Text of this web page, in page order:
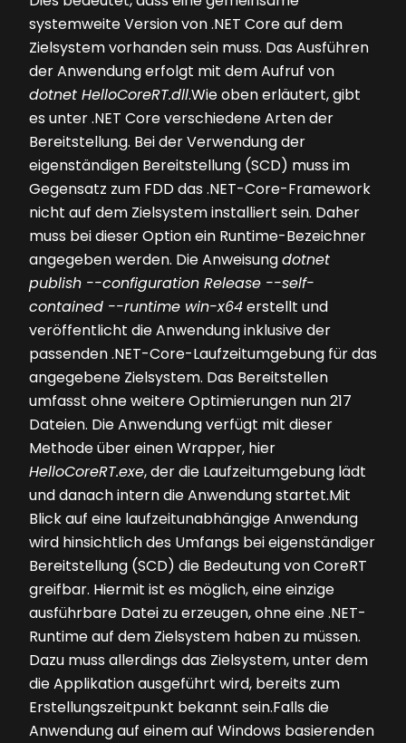
systemweite Version von .NET Core auf dem
Zielsystem vorhanden sein muss. Das Ausführen
der Anwendung erfolgt mit dem Aufruf von
dotnet HelloCoreRT.dll.Wie oben erläutert, gibt
es unter .NET Core verschiedene Arten der
Bereitstellung. Bei der Verwendung der
eigenständigen Bereitstellung (SCD) muss im
Gegensatz zum FDD das .NET-Core-Framework
nicht auf dem Zielsystem installiert sein. Daher
muss bei dieser Option ein Runtime-Bezeichner
angegeben werden. Die Anweisungdotnet
publish --configuration Release --self-
contained --runtime win-x64erstellt und
veröffentlicht die Anwendung inklusive der
passenden .NET-Core-Laufzeitumgebung für das
angegebene Zielsystem. Das Bereitstellen
umfasst ohne weitere Optimierungen nun 217
Dateien. Die Anwendung verfügt mit dieser
Methode über einen Wrapper, hier
HelloCoreRT.exe, der die Laufzeitumgebung lädt
und danach intern die Anwendung startet.Mit
Blick auf eine laufzeitunabhängige Anwendung
wird hinsichtlich des Umfangs bei eigenständiger
Bereitstellung (SCD) die Bedeutung von CoreRT
greifbar. Hiermit ist es möglich, eine einzige
ausführbare Datei zu erzeugen, ohne eine .NET-
Runtime auf dem Zielsystem haben zu müssen.
Dazu muss allerdings das Zielsystem, unter dem
die Applikation ausgeführt wird, bereits zum
Erstellungszeitpunkt bekannt sein.Falls die
Anwendung auf einem auf Windows basierenden